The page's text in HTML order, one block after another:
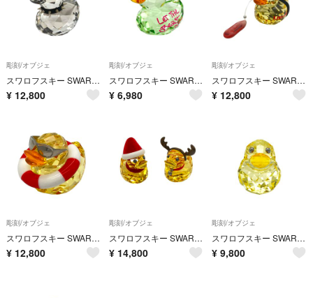
彫刻/オブジェ
スワロフスキー SWAROVSKI ハッピーダック パンクダック オブジェ 置物 1096735 クリア インテリア【中古】
¥ 12,800
彫刻/オブジェ
スワロフスキー SWAROVSKI ラブロッツ Happy Duck Crocodile Duck オブジェ 置物 1143324 クリア インテリア【中古】
¥ 6,980
彫刻/オブジェ
スワロフスキー SWAROVSKI ラブロッツ Lovlots Happy Duck Lifeguard オブジェ 置物 1143443 クリア インテリア【中古】
¥ 12,800
彫刻/オブジェ
スワロフスキー SWAROVSKI ハッピーダック サニーサム オブジェ 置物 1041295 クリア インテリア【中古】
¥ 12,800
彫刻/オブジェ
スワロフスキー SWAROVSKI ラブロッツ Lovlots Happy Duck サンタとトナカイ オブジェ 置物 5004497 クリア アヒル インテリア【中古】
¥ 14,800
彫刻/オブジェ
スワロフスキー SWAROVSKI ハッピーダック イエロー オブジェ 置物 クリア インテリア【中古】
¥ 9,800